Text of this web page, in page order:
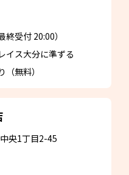
最終受付 20:00）
イス大分に準ずる
（無料）
央1丁目2-45